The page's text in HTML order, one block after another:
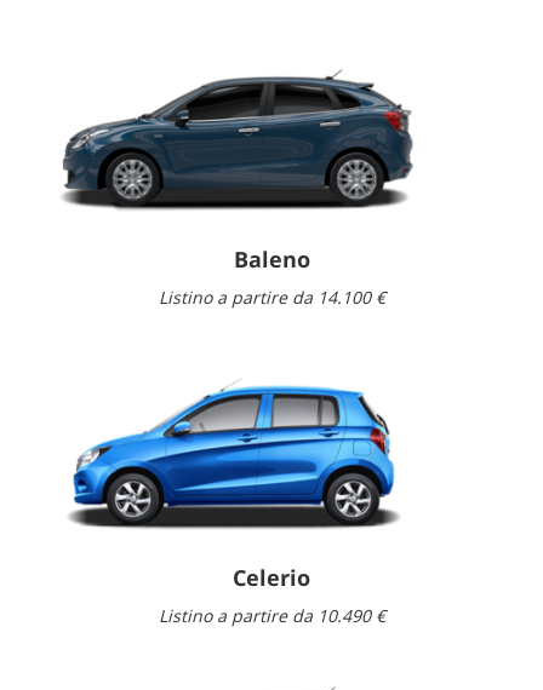
PNEUMATICI
CONTATTI
Baleno
Listino a partire da 14.100 €
Celerio
Listino a partire da 10.490 €